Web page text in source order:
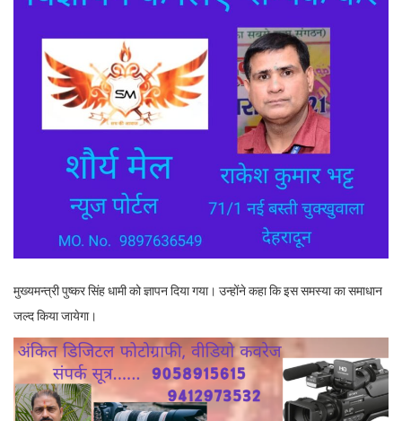
मुख्यमन्त्री पुष्कर सिंह धामी को ज्ञापन दिया गया। उन्होंने कहा कि इस समस्या का समाधान
जल्द किया जायेगा।